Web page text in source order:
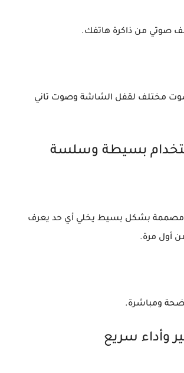
صوتي من ذاكرة هاتفك.
مختلف لقفل الشاشة وصوت تاني
مصممة بشكل بسيط يخلي أي حد يعرف
أول مرة.
ومباشرة.